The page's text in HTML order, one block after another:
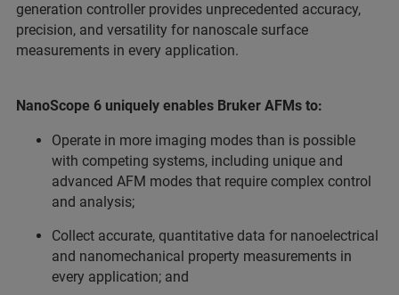
generation controller provides unprecedented accuracy,
precision, and versatility for nanoscale surface
measurements in every application.
NanoScope 6 uniquely enables Bruker AFMs to:
Operate in more imaging modes than is possible
with competing systems, including unique and
advanced AFM modes that require complex control
and analysis;
Collect accurate, quantitative data for nanoelectrical
and nanomechanical property measurements in
every application; and